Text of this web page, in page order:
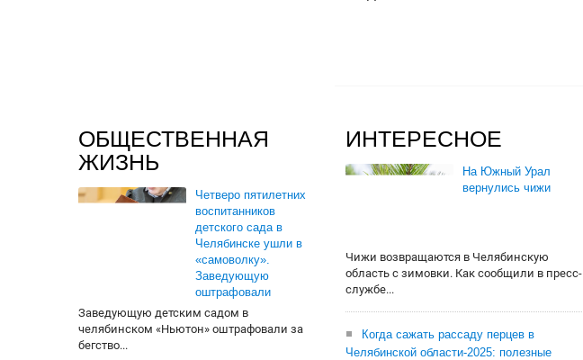
ОБЩЕСТВЕННАЯ
ЖИЗНЬ
Четверо пятилетних
воспитанников
детского сада в
Челябинске ушли в
«самоволку».
Заведующую
оштрафовали
Заведующую детским садом в
челябинском «Ньютон» оштрафовали за
бегство...
ИНТЕРЕСНОЕ
На Южный Урал
вернулись чижи
Чижи возвращаются в Челябинскую
область с зимовки. Как сообщили в пресс-
службе...
Когда сажать рассаду перцев в
Челябинской области-2025: полезные